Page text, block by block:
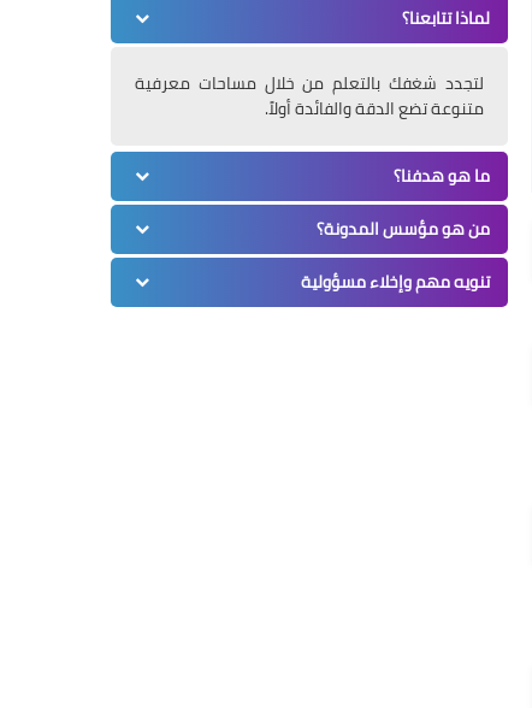
لماذا تتابعنا؟
لتجدد شغفك بالتعلم من خلال مساحات معرفية
متنوعة تضع الدقة والفائدة أولاً.
ما هو هدفنا؟
من هو مؤسس المدونة؟
تنويه مهم وإخلاء مسؤولية